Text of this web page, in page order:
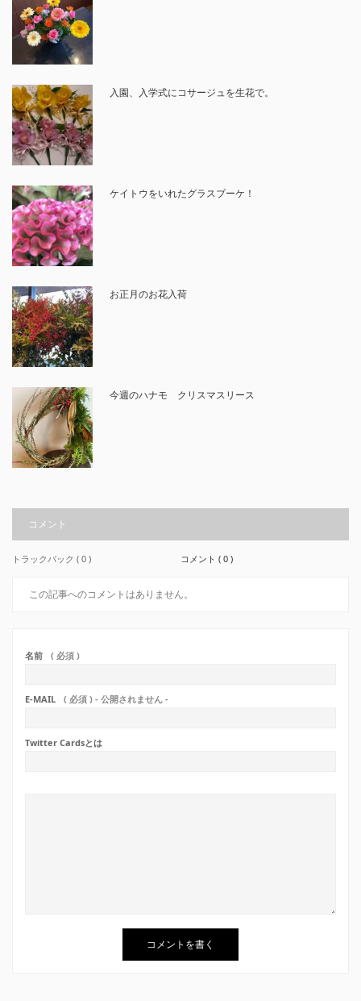
入園、入学式にコサージュを生花で。
ケイトウをいれたグラスブーケ！
お正月のお花入荷
今週のハナモ クリスマスリース
コメント
トラックバック ( 0 ) コメント ( 0 )
この記事へのコメントはありません。
名前 ( 必須 )
E-MAIL ( 必須 ) - 公開されません -
Twitter Cardsとは